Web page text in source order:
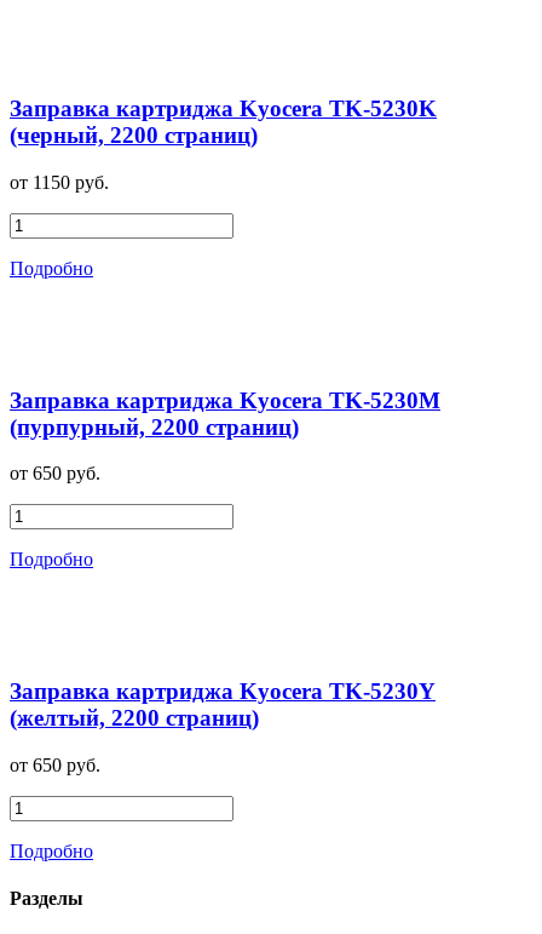
Заправка картриджа Kyocera TK-5230K
(черный, 2200 страниц)
от 1150 руб.
Подробно
Заправка картриджа Kyocera TK-5230M
(пурпурный, 2200 страниц)
от 650 руб.
Подробно
Заправка картриджа Kyocera TK-5230Y
(желтый, 2200 страниц)
от 650 руб.
Подробно
Разделы